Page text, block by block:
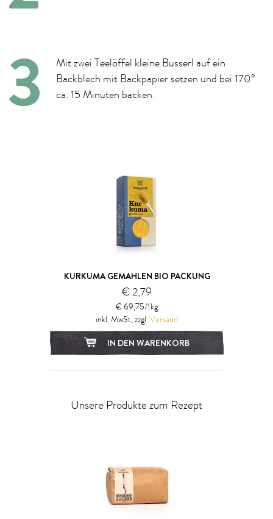
Mit zwei Teelöffel kleine Busserl auf ein
Backblech mit Backpapier setzen und bei 170°
ca. 15 Minuten backen.
KURKUMA GEMAHLEN BIO PACKUNG
€ 2,79
€ 69,75/1kg
inkl. MwSt, zzgl. Versand
IN DEN WARENKORB
Unsere Produkte zum Rezept